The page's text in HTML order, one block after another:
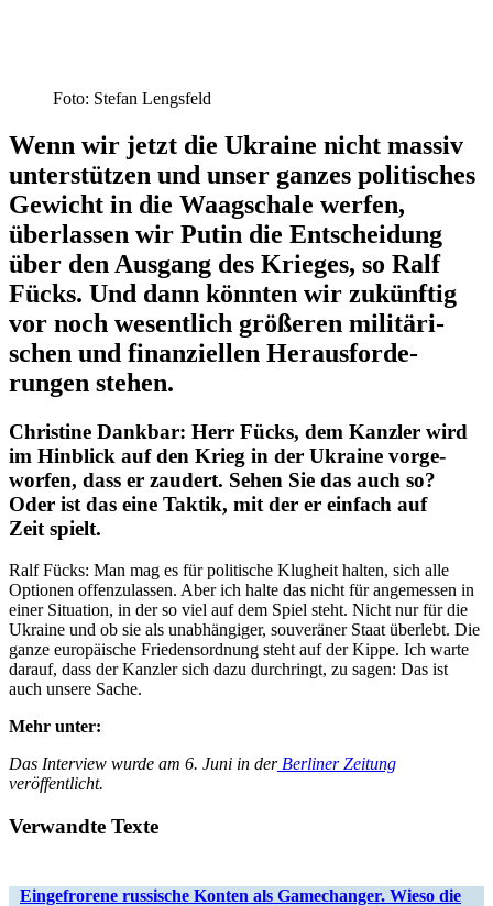
Foto: Stefan Lengsfeld
Wenn wir jetzt die Ukraine nicht massiv
unter­stützen und unser ganzes politi­sches
Gewicht in die Waagschale werfen,
überlassen wir Putin die Entscheidung
über den Ausgang des Krieges, so Ralf
Fücks. Und dann könnten wir zukünftig
vor noch wesentlich größeren militä­ri­
schen und finan­zi­ellen Heraus­for­de­
rungen stehen.
Christine Dankbar: Herr Fücks, dem Kanzler wird
im Hinblick auf den Krieg in der Ukraine vorge­
worfen, dass er zaudert. Sehen Sie das auch so?
Oder ist das eine Taktik, mit der er einfach auf
Zeit spielt.
Ralf Fücks: Man mag es für politische Klugheit halten, sich alle
Optionen offen­zu­lassen. Aber ich halte das nicht für angemessen in
einer Situation, in der so viel auf dem Spiel steht. Nicht nur für die
Ukraine und ob sie als unabhän­giger, souve­räner Staat überlebt. Die
ganze europäische Friedens­ordnung steht auf der Kippe. Ich warte
darauf, dass der Kanzler sich dazu durch­ringt, zu sagen: Das ist
auch unsere Sache.
Mehr unter:
Das Interview wurde am 6. Juni in derBerliner Zeitung
veröffentlicht.
Verwandte Texte
Ein­ge­fro­rene rus­si­sche Konten als Game­ch­an­ger. Wieso die